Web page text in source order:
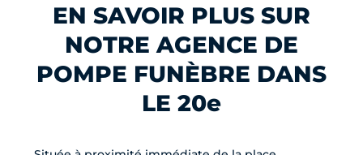
EN SAVOIR PLUS SUR
NOTRE AGENCE DE
POMPE FUNÈBRE DANS
LE 20e